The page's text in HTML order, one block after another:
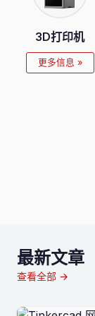
3D打印机
更多信息 »
最新文章
查看全部 →